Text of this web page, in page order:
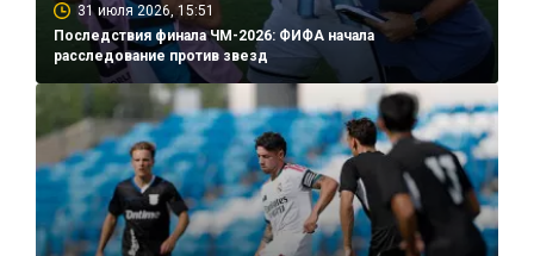
31 июля 2026, 15:51
Последствия финала ЧМ-2026: ФИФА начала
расследование против звезд